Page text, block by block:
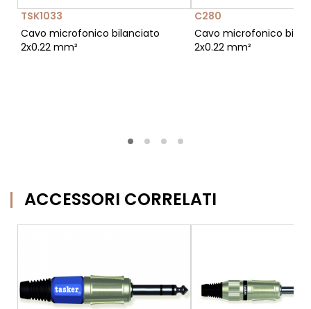
TSK1033
Cavo microfonico bilanciato
2x0.22 mm²
C280
Cavo microfonico
2x0.22 mm²
ACCESSORI CORRELATI